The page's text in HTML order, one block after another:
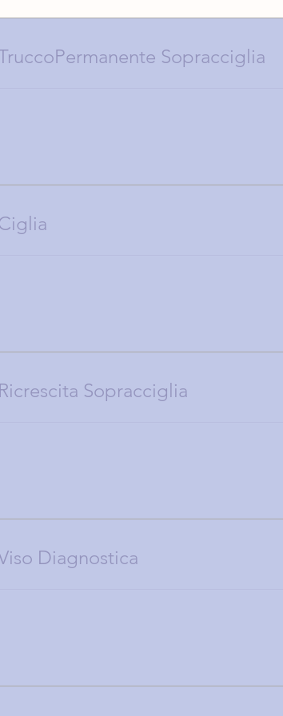
Sopracciglia
Sopracciglia
Diagnostica